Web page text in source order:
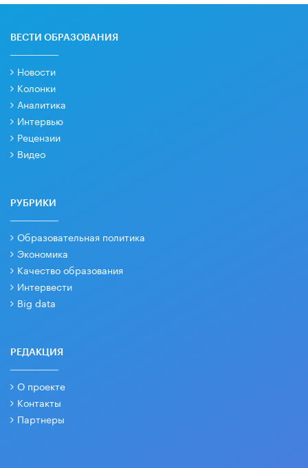
ВЕСТИ ОБРАЗОВАНИЯ
Новости
Колонки
Аналитика
Интервью
Рецензии
Видео
РУБРИКИ
Образовательная политика
Экономика
Качество образования
Интервести
Big data
РЕДАКЦИЯ
О проекте
Контакты
Партнеры